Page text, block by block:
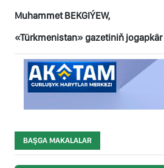
Muhammet BEKGIÝEW,
«Türkmenistan» gazetiniň
BAŞGA MAKALALAR